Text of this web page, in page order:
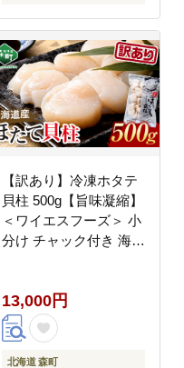
1184
【訳あり】冷凍ホタテ
貝柱 500g【旨味凝縮】
＜ワイエスフーズ＞ 小
分け チャック付き 海鮮
ふるさと納税 北海道
mr1-1158
13,000円
北海道 森町